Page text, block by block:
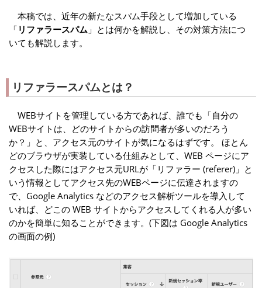
本稿では、近年の新たなスパム手段として増加している
「 リファラースパム 」とは何かを解説し、その対策方法につ
いても解説します。
リファラースパムとは？
WEBサイトを管理している方であれば、誰でも「自分の
WEBサイトは、どのサイトからの訪問者が多いのだろう
か？」と、アクセス元のサイトが気になるはずです。 ほとん
どのブラウザが実装している仕組みとして、WEB ページにア
クセスした際にはアクセス元URLが「リファラー (referer)」と
いう情報としてアクセス先のWEBページに伝達されますの
で、Google Analytics などのアクセス解析ツールを導入して
いれば、どこの WEB サイトからアクセスしてくれる人が多い
のかを簡単に知ることができます。(下図は Google Analytics
の画面の例)